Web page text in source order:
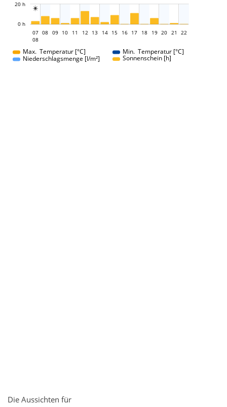

0 h
20 h
07
07
08
08 09 10 11 12 13 14 15 16 17 18 19 20 21 22
Max. Temperatur [°C]
Min. Temperatur [°C]
Niederschlagsmenge [l/m²]
Sonnenschein [h]
Die Aussichten für